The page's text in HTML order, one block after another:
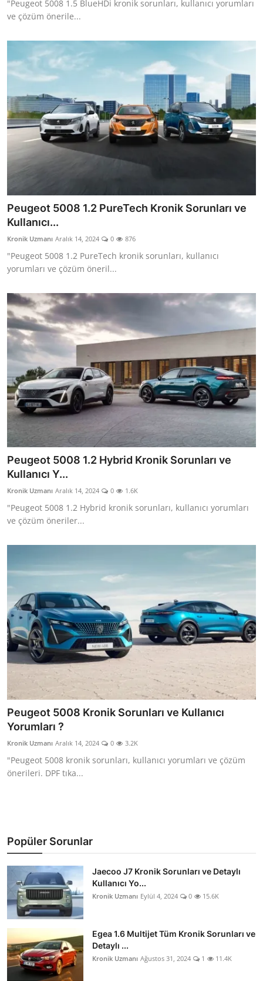
"Peugeot 5008 1.5 BlueHDi kronik sorunları, kullanıcı yorumları
ve çözüm önerile...
Peugeot 5008 1.2 PureTech Kronik Sorunları ve
Kullanıcı...
Kronik Uzmanı Aralık 14, 2024 0 876
"Peugeot 5008 1.2 PureTech kronik sorunları, kullanıcı
yorumları ve çözüm öneril...
Peugeot 5008 1.2 Hybrid Kronik Sorunları ve
Kullanıcı Y...
Kronik Uzmanı Aralık 14, 2024 0 1.6K
"Peugeot 5008 1.2 Hybrid kronik sorunları, kullanıcı yorumları
ve çözüm öneriler...
Peugeot 5008 Kronik Sorunları ve Kullanıcı
Yorumları ?
Kronik Uzmanı Aralık 14, 2024 0 3.2K
"Peugeot 5008 kronik sorunları, kullanıcı yorumları ve çözüm
önerileri. DPF tıka...
Popüler Sorunlar
Jaecoo J7 Kronik Sorunları ve Detaylı
Kullanıcı Yo...
Kronik Uzmanı Eylül 4, 2024 0 15.6K
Egea 1.6 Multijet Tüm Kronik Sorunları ve
Detaylı ...
Kronik Uzmanı Ağustos 31, 2024 1 11.4K